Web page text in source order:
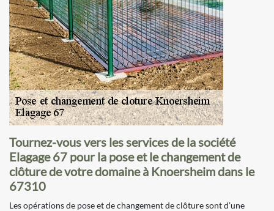
Tournez-vous vers les services de la société
Elagage 67 pour la pose et le changement de
clôture de votre domaine à Knoersheim dans le
67310
Les opérations de pose et de changement de clôture sont d’une